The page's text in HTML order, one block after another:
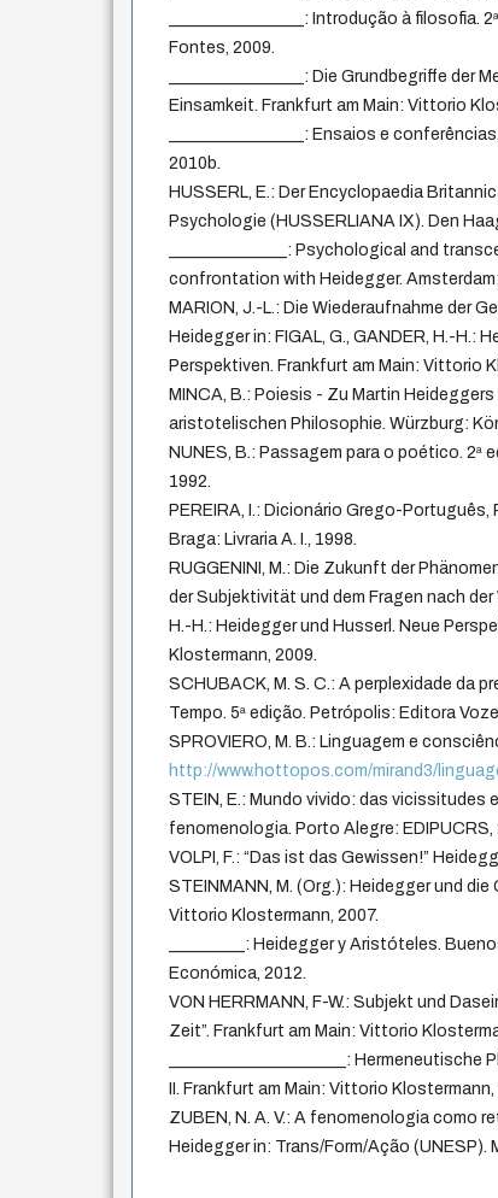
________________: Introdução à filosofia.
Fontes, 2009.
________________: Die Grundbegriffe der
Einsamkeit. Frankfurt am Main: Vittorio
________________: Ensaios e
2010b.
HUSSERL, E.: Der Encyclopaedia
Psychologie (HUSSERLIANA IX). Den
______________: Psychological and
confrontation with Heidegger.
MARION, J.-L.: Die Wiederaufnahme der
Heidegger in: FIGAL, G., GANDER, H.-H.:
Perspektiven. Frankfurt am Main: Vittorio
MINCA, B.: Poiesis - Zu Martin
aristotelischen Philosophie. Würzburg:
NUNES, B.: Passagem para o poético. 2ª
1992.
PEREIRA, I.: Dicionário Grego-
Braga: Livraria A. I., 1998.
RUGGENINI, M.: Die Zukunft der
der Subjektivität und dem Fragen nach der
H.-H.: Heidegger und Husserl. Neue
Klostermann, 2009.
SCHUBACK, M. S. C.: A perplexidade da
Tempo. 5ª edição. Petrópolis: Editora
SPROVIERO, M. B.: Linguagem e
http://www.hottopos.com/mirand3/
STEIN, E.: Mundo vivido: das vicissitudes
fenomenologia. Porto Alegre: EDIPUCRS,
VOLPI, F.: “Das ist das Gewissen!”
STEINMANN, M. (Org.): Heidegger und die
Vittorio Klostermann, 2007.
_________: Heidegger y Aristóteles.
Económica, 2012.
VON HERRMANN, F-W.: Subjekt und
Zeit”. Frankfurt am Main: Vittorio
_____________________:
II. Frankfurt am Main: Vittorio Klostermann,
ZUBEN, N. A. V.: A fenomenologia como
Heidegger in: Trans/Form/Ação (UNESP).